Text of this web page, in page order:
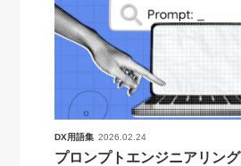
DX用語集 2026.02.24
プロンプトエンジニアリン